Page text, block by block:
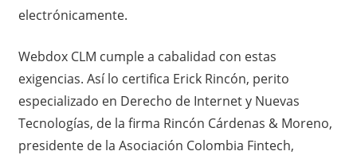
electrónicamente.
Webdox CLM cumple a cabalidad con estas
exigencias. Así lo certifica Erick Rincón, perito
especializado en Derecho de Internet y Nuevas
Tecnologías, de la firma Rincón Cárdenas & Moreno,
presidente de la Asociación Colombia Fintech,